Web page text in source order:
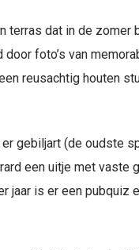
terras dat in de zomer
foto’s van
reusachtig houten
gebiljart (de oudste
een uitje met vaste
jaar is er een pubquiz